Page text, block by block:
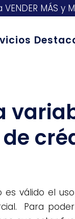
MÁS y
es válido el
Para